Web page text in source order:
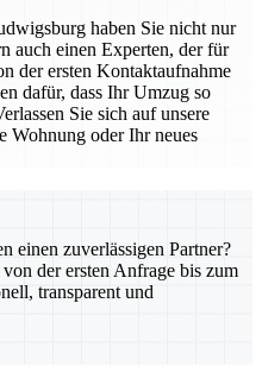
haben Sie nicht nur
auch einen Experten, der für
der ersten Kontaktaufnahme
dafür, dass Ihr Umzug so
Sie sich auf unsere
Wohnung oder Ihr neues
einen zuverlässigen Partner?
der ersten Anfrage bis zum
transparent und